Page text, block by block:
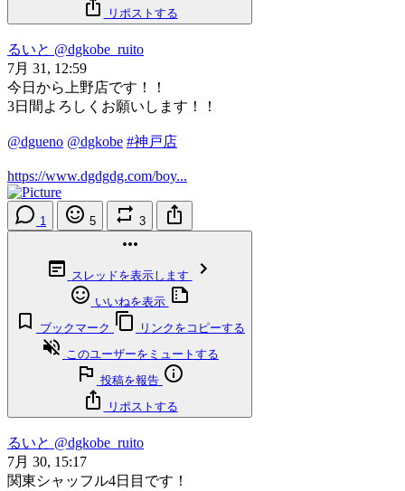
リポストする
るいと @dgkobe_ruito
7月 31, 12:59
今日から上野店です！！
3日間よろしくお願いします！！
@dgueno @dgkobe #神戸店
https://www.dgdgdg.com/boy...
1 5 3
スレッドを表示します
いいねを表示
ブックマーク
リンクをコピーする
このユーザーをミュートする
投稿を報告
リポストする
るいと @dgkobe_ruito
7月 30, 15:17
関東シャッフル4日目です！